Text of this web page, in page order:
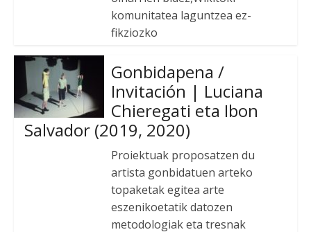
komunitatea laguntzea ez-
fikziozko
Gonbidapena /
Invitación | Luciana
Chieregati eta Ibon
Salvador (2019, 2020)
Proiektuak proposatzen du
artista gonbidatuen arteko
topaketak egitea arte
eszenikoetatik datozen
metodologiak eta tresnak